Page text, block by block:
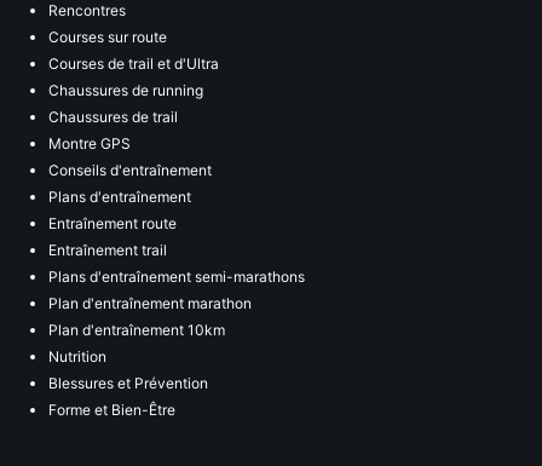
Rencontres
Courses sur route
Courses de trail et d'Ultra
Chaussures de running
Chaussures de trail
Montre GPS
Conseils d'entraînement
Plans d'entraînement
Entraînement route
Entraînement trail
Plans d'entraînement semi-marathons
Plan d'entraînement marathon
Plan d'entraînement 10km
Nutrition
Blessures et Prévention
Forme et Bien-Être